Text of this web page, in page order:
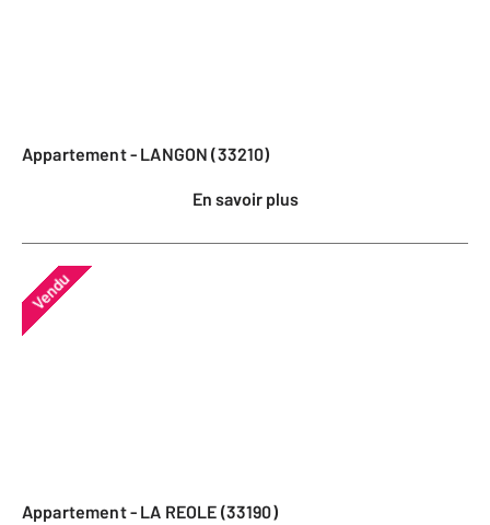
Appartement - LANGON (33210)
En savoir plus
Vendu
Appartement - LA REOLE (33190)